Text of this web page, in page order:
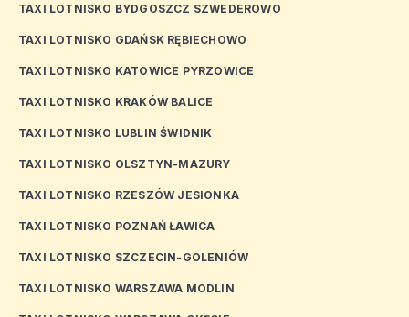
TAXI LOTNISKO BYDGOSZCZ SZWEDEROWO
TAXI LOTNISKO GDAŃSK RĘBIECHOWO
TAXI LOTNISKO KATOWICE PYRZOWICE
TAXI LOTNISKO KRAKÓW BALICE
TAXI LOTNISKO LUBLIN ŚWIDNIK
TAXI LOTNISKO OLSZTYN-MAZURY
TAXI LOTNISKO RZESZÓW JESIONKA
TAXI LOTNISKO POZNAŃ ŁAWICA
TAXI LOTNISKO SZCZECIN-GOLENIÓW
TAXI LOTNISKO WARSZAWA MODLIN